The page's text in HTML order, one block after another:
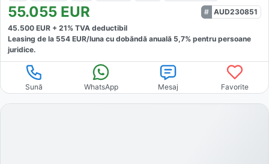
55.055 EUR
AUD230851
45.500 EUR + 21% TVA deductibil
Leasing de la 554 EUR/luna cu dobăndă anuală 5,7% pentru persoane
juridice.
Sună WhatsApp Mesaj Favorite